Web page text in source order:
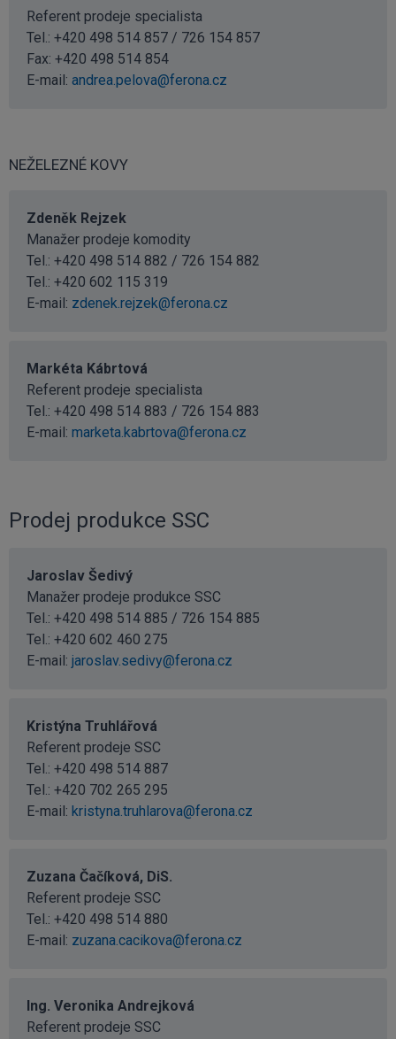
Referent prodeje specialista
Tel.: +420 498 514 857 / 726 154 857
Fax: +420 498 514 854
E-mail: andrea.pelova@ferona.cz
NEŽELEZNÉ KOVY
Zdeněk Rejzek
Manažer prodeje komodity
Tel.: +420 498 514 882 / 726 154 882
Tel.: +420 602 115 319
E-mail: zdenek.rejzek@ferona.cz
Markéta Kábrtová
Referent prodeje specialista
Tel.: +420 498 514 883 / 726 154 883
E-mail: marketa.kabrtova@ferona.cz
Prodej produkce SSC
Jaroslav Šedivý
Manažer prodeje produkce SSC
Tel.: +420 498 514 885 / 726 154 885
Tel.: +420 602 460 275
E-mail: jaroslav.sedivy@ferona.cz
Kristýna Truhlářová
Referent prodeje SSC
Tel.: +420 498 514 887
Tel.: +420 702 265 295
E-mail: kristyna.truhlarova@ferona.cz
Zuzana Čačíková, DiS.
Referent prodeje SSC
Tel.: +420 498 514 880
E-mail: zuzana.cacikova@ferona.cz
Ing. Veronika Andrejková
Referent prodeje SSC